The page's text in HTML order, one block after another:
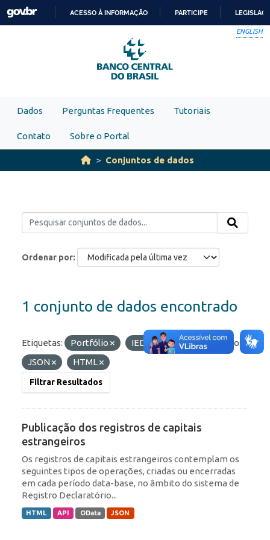
Skip to main content
PARA
O
CONTEÚDO
ACESSO À INFORMAÇÃO PARTICIPE
ENGLISH
Dados Perguntas Frequentes Tutoriais
Contato Sobre o Portal
Conjuntos de dados
Ordenar por
1 conjunto de dados encontrado
Etiquetas: Portfólio IED ROF
Formatos:
JSON
HTML
Filtrar Resultados
Publicação dos registros de capitais
estrangeiros
Os registros de capitais estrangeiros contemplam os
seguintes tipos de operações, criadas ou encerradas
em cada período data-base, no âmbito do sistema de
Registro Declaratório...
HTML API OData JSON